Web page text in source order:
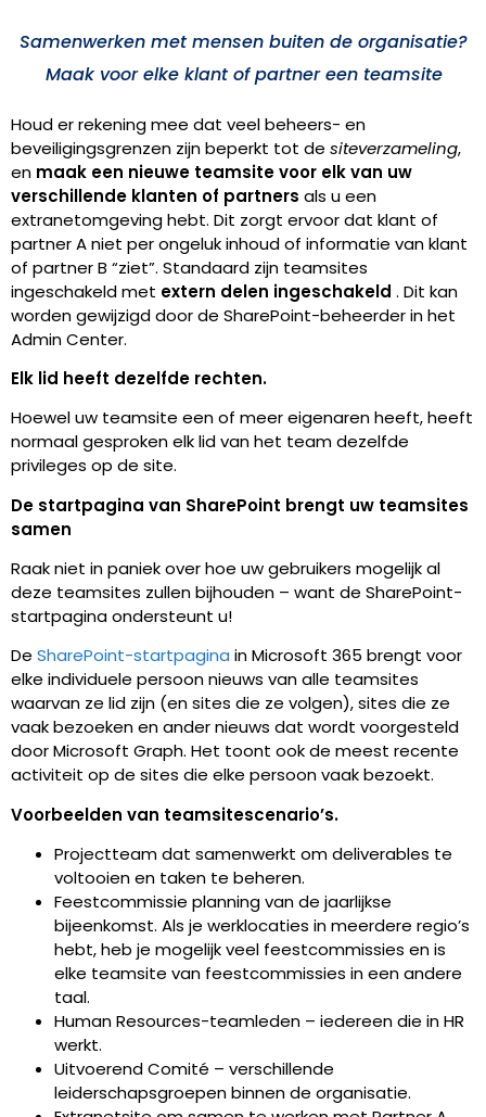
Samenwerken met mensen buiten de organisatie?
Maak voor elke klant of partner een teamsite
Houd er rekening mee dat veel beheers- en
beveiligingsgrenzen zijn beperkt tot de siteverzameling,
en maak een nieuwe teamsite voor elk van uw
verschillende klanten of partners als u een
extranetomgeving hebt. Dit zorgt ervoor dat klant of
partner A niet per ongeluk inhoud of informatie van klant
of partner B “ziet”. Standaard zijn teamsites
ingeschakeld met extern delen ingeschakeld . Dit kan
worden gewijzigd door de SharePoint-beheerder in het
Admin Center.
Elk lid heeft dezelfde rechten.
Hoewel uw teamsite een of meer eigenaren heeft, heeft
normaal gesproken elk lid van het team dezelfde
privileges op de site.
De startpagina van SharePoint brengt uw teamsites
samen
Raak niet in paniek over hoe uw gebruikers mogelijk al
deze teamsites zullen bijhouden – want de SharePoint-
startpagina ondersteunt u!
De SharePoint-startpagina in Microsoft 365 brengt voor
elke individuele persoon nieuws van alle teamsites
waarvan ze lid zijn (en sites die ze volgen), sites die ze
vaak bezoeken en ander nieuws dat wordt voorgesteld
door Microsoft Graph. Het toont ook de meest recente
activiteit op de sites die elke persoon vaak bezoekt.
Voorbeelden van teamsitescenario’s.
Projectteam dat samenwerkt om deliverables te
voltooien en taken te beheren.
Feestcommissie planning van de jaarlijkse
bijeenkomst. Als je werklocaties in meerdere regio’s
hebt, heb je mogelijk veel feestcommissies en is
elke teamsite van feestcommissies in een andere
taal.
Human Resources-teamleden – iedereen die in HR
werkt.
Uitvoerend Comité – verschillende
leiderschapsgroepen binnen de organisatie.